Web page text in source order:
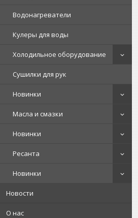
Водонагреватели
Кулеры для воды
Холодильное оборудование
Сушилки для рук
Новинки
Масла и смазки
Новинки
Ресанта
Новинки
Новости
О нас